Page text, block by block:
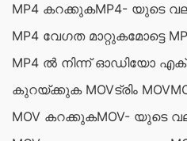
MP4 കറക്കുകMP4- യുടെ
MP4 വേഗത മാറ്റുകമോട്ടെ
MP4 ൽ നിന്ന് ഓഡിയോ
കുറയ്ക്കുക MOVട്രിം MOV
MOV കറക്കുകMOV- യുടെ